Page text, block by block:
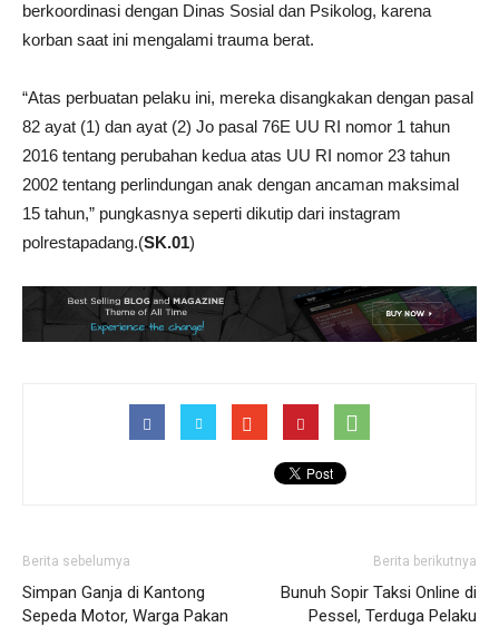
berkoordinasi dengan Dinas Sosial dan Psikolog, karena
korban saat ini mengalami trauma berat.
“Atas perbuatan pelaku ini, mereka disangkakan dengan pasal
82 ayat (1) dan ayat (2) Jo pasal 76E UU RI nomor 1 tahun
2016 tentang perubahan kedua atas UU RI nomor 23 tahun
2002 tentang perlindungan anak dengan ancaman maksimal
15 tahun,” pungkasnya seperti dikutip dari instagram
polrestapadang.(SK.01)
Berita sebelumya
Simpan Ganja di Kantong
Sepeda Motor, Warga Pakan
Berita berikutnya
Bunuh Sopir Taksi Online di
Pessel, Terduga Pelaku